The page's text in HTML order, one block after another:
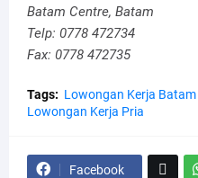
Batam Centre, Batam
Telp: 0778 472734
Fax: 0778 472735
Tags: Lowongan Kerja Batam
Lowongan Kerja Pria
Facebook